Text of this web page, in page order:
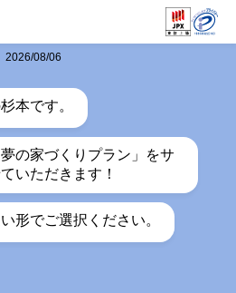
2026/08/06
本です。
の家づくりプラン」をサ
いただきます！
形でご選択ください。